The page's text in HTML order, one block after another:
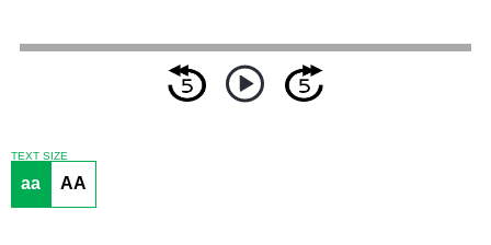
TEXT SIZE
aa AA